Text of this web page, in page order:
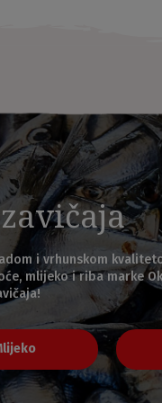
i vrhunskom
mlijeko i riba marke